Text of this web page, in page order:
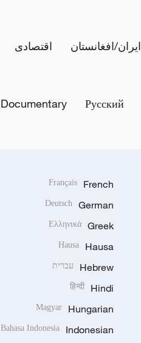
ایران/افغانستان اقتصادی
Русский
Documentary
French
Français
German
Deutsch
Greek
Ελληνικά
Hausa
Hausa
Hebrew עברית
Hindi
हिन्दी
Hungarian
Magyar
Indonesian
Bahasa Indonesia